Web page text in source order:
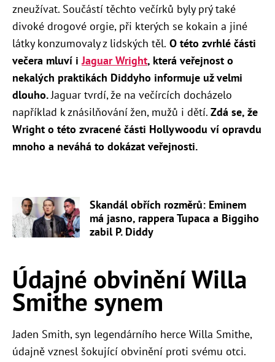
zneužívat. Součástí těchto večírků byly prý také
divoké drogové orgie, při kterých se kokain a jiné
látky konzumovaly z lidských těl. O této zvrhlé části
večera mluví iJaguar Wright, která veřejnost o
nekalých praktikách Diddyho informuje už velmi
dlouho.Jaguar tvrdí, že na večírcích docházelo
například k znásilňování žen, mužů i dětí. Zdá se, že
Wright o této zvracené části Hollywoodu ví opravdu
mnoho a neváhá to dokázat veřejnosti.
Skandál obřích rozměrů: Eminem
má jasno, rappera Tupaca a Biggiho
zabil P. Diddy
Údajné obvinění Willa
Smithe synem
Jaden Smith, syn legendárního herce Willa Smithe,
údajně vznesl šokující obvinění proti svému otci.